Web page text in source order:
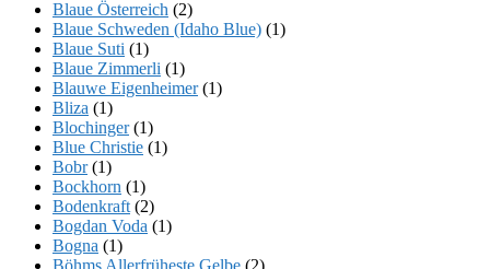
Blaue Österreich (2)
Blaue Schweden (Idaho Blue) (1)
Blaue Suti (1)
Blaue Zimmerli (1)
Blauwe Eigenheimer(1)
Bliza (1)
Blochinger(1)
Blue Christie (1)
Bobr(1)
Bockhorn (1)
Bodenkraft (2)
Bogdan Voda (1)
Bogna (1)
Böhms Allerfrüheste Gelbe (2)